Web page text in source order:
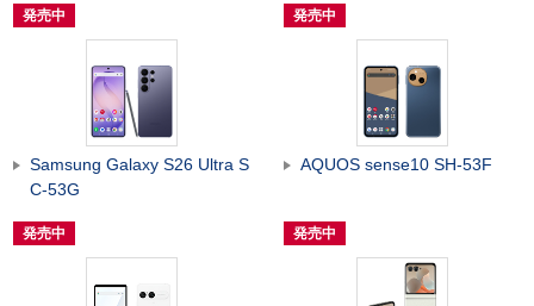
発売中 発売中
Samsung Galaxy S26 Ultra S
C-53G
発売中
AQUOS sense10 SH-53F
発売中